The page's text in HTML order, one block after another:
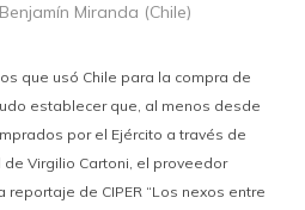
Miranda (Chile)
que usó Chile para la compra de
establecer que, al menos desde
por el Ejército a través de
Virgilio Cartoni, el proveedor
de CIPER “Los nexos entre